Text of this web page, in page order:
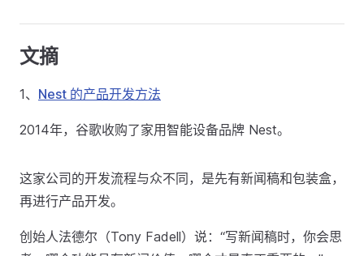
文摘
1、 Nest 的产品开发方法
2014年，谷歌收购了家用智能设备品牌 Nest。
这家公司的开发流程与众不同，是先有新闻稿和包装盒，
再进行产品开发。
创始人法德尔（Tony Fadell）说：“写新闻稿时，你会思